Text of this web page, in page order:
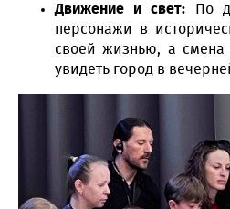
Движение и свет: По
персонажи в
своей жизнью, а смена
увидеть город в